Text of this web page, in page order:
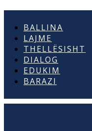
BALLINA
LAJME
THELLËSISHT
DIALOG
EDUKIM
BARAZI